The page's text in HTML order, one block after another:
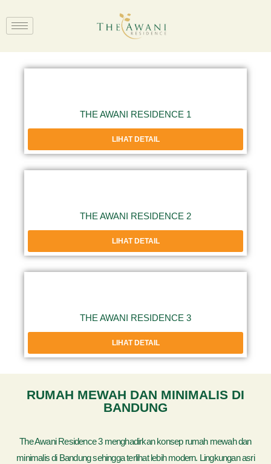
THE AWANI RESIDENCE 1
LIHAT DETAIL
THE AWANI RESIDENCE 2
LIHAT DETAIL
THE AWANI RESIDENCE 3
LIHAT DETAIL
RUMAH MEWAH DAN MINIMALIS DI
BANDUNG
The Awani Residence 3 menghadirkan konsep rumah mewah dan
minimalis di Bandung sehingga terlihat lebih modern. Lingkungan asri